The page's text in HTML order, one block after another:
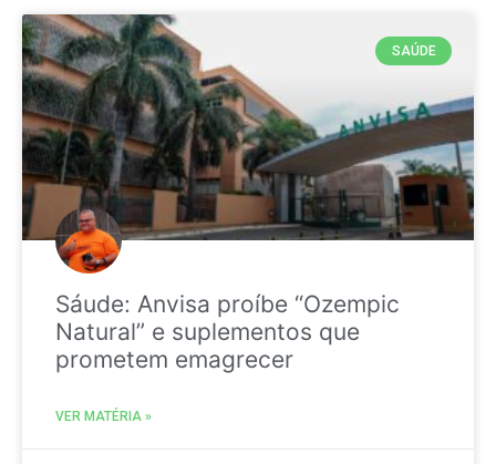
SAÚDE
Sáude: Anvisa proíbe “Ozempic
Natural” e suplementos que
prometem emagrecer
VER MATÉRIA »